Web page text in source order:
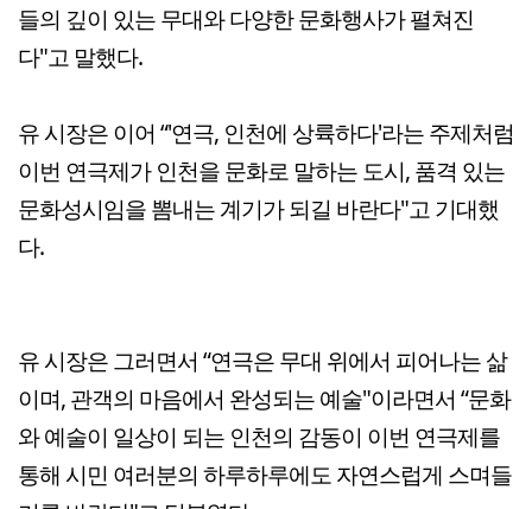
들의 깊이 있는 무대와 다양한 문화행사가 펼쳐진
다"고 말했다.
유 시장은 이어 “'연극, 인천에 상륙하다'라는 주제처럼
이번 연극제가 인천을 문화로 말하는 도시, 품격 있는
문화성시임을 뽐내는 계기가 되길 바란다"고 기대했
다.
유 시장은 그러면서 “연극은 무대 위에서 피어나는 삶
이며, 관객의 마음에서 완성되는 예술"이라면서 “문화
와 예술이 일상이 되는 인천의 감동이 이번 연극제를
통해 시민 여러분의 하루하루에도 자연스럽게 스며들